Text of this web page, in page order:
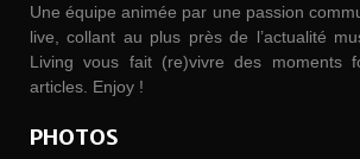
Une équipe animée par une passion
live, collant au plus près de l’actualité
Living vous fait (re)vivre des moments
articles. Enjoy !
PHOTOS